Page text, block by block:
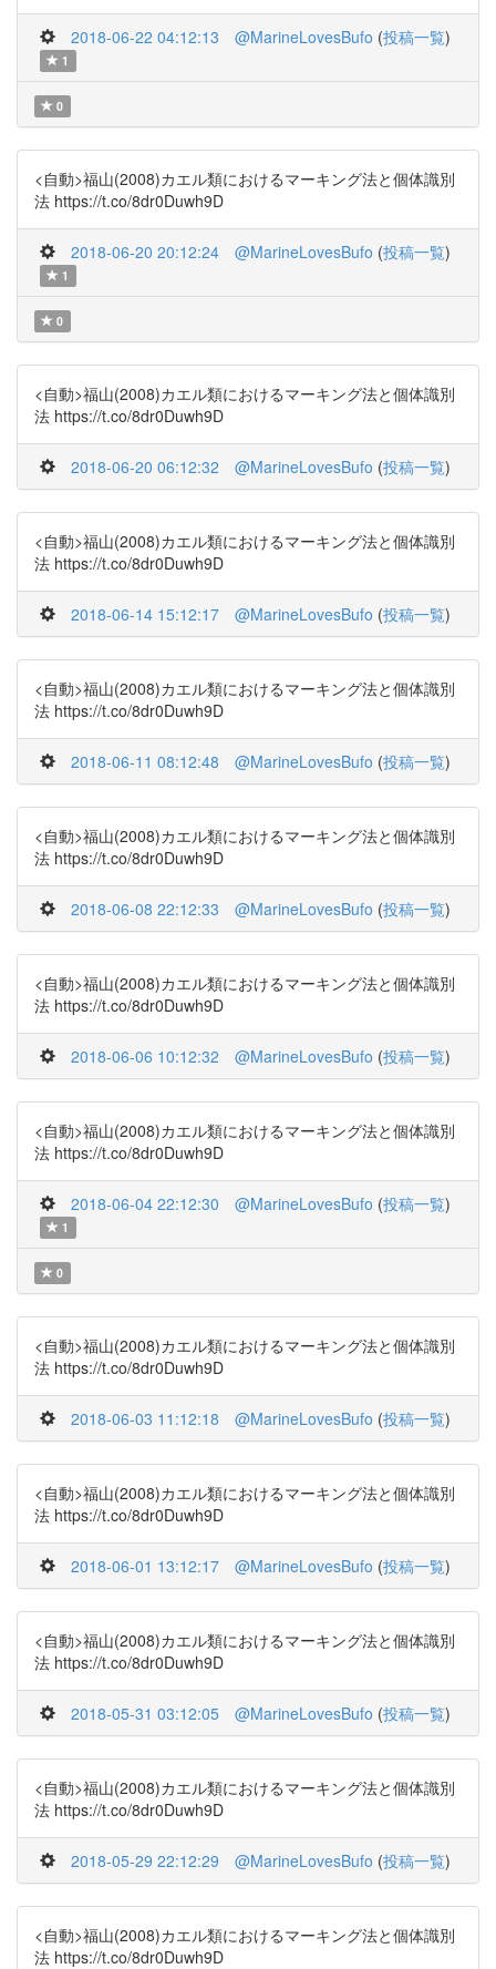
2018-06-22 04:12:13 @MarineLovesBufo (投稿一覧)
1
0
<自動>福山(2008)カエル類におけるマーキング法と個体識別
法 https://t.co/8dr0Duwh9D
2018-06-20 20:12:24 @MarineLovesBufo (投稿一覧)
1
0
<自動>福山(2008)カエル類におけるマーキング法と個体識別
法 https://t.co/8dr0Duwh9D
2018-06-20 06:12:32 @MarineLovesBufo (投稿一覧)
<自動>福山(2008)カエル類におけるマーキング法と個体識別
法 https://t.co/8dr0Duwh9D
2018-06-14 15:12:17 @MarineLovesBufo (投稿一覧)
<自動>福山(2008)カエル類におけるマーキング法と個体識別
法 https://t.co/8dr0Duwh9D
2018-06-11 08:12:48 @MarineLovesBufo (投稿一覧)
<自動>福山(2008)カエル類におけるマーキング法と個体識別
法 https://t.co/8dr0Duwh9D
2018-06-08 22:12:33 @MarineLovesBufo (投稿一覧)
<自動>福山(2008)カエル類におけるマーキング法と個体識別
法 https://t.co/8dr0Duwh9D
2018-06-06 10:12:32 @MarineLovesBufo (投稿一覧)
<自動>福山(2008)カエル類におけるマーキング法と個体識別
法 https://t.co/8dr0Duwh9D
2018-06-04 22:12:30 @MarineLovesBufo (投稿一覧)
1
0
<自動>福山(2008)カエル類におけるマーキング法と個体識別
法 https://t.co/8dr0Duwh9D
2018-06-03 11:12:18 @MarineLovesBufo (投稿一覧)
<自動>福山(2008)カエル類におけるマーキング法と個体識別
法 https://t.co/8dr0Duwh9D
2018-06-01 13:12:17 @MarineLovesBufo (投稿一覧)
<自動>福山(2008)カエル類におけるマーキング法と個体識別
法 https://t.co/8dr0Duwh9D
2018-05-31 03:12:05 @MarineLovesBufo (投稿一覧)
<自動>福山(2008)カエル類におけるマーキング法と個体識別
法 https://t.co/8dr0Duwh9D
2018-05-29 22:12:29 @MarineLovesBufo (投稿一覧)
<自動>福山(2008)カエル類におけるマーキング法と個体識別
法 https://t.co/8dr0Duwh9D